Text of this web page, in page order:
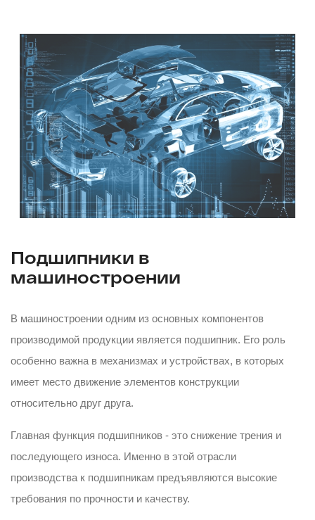
Подшипники в
машиностроении
В машиностроении одним из основных компонентов
производимой продукции является подшипник. Его роль
особенно важна в механизмах и устройствах, в которых
имеет место движение элементов конструкции
относительно друг друга.
Главная функция подшипников - это снижение трения и
последующего износа. Именно в этой отрасли
производства к подшипникам предъявляются высокие
требования по прочности и качеству.